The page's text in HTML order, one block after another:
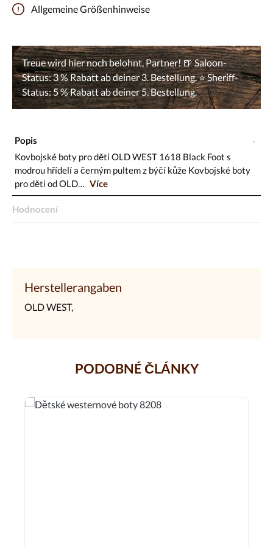
Allgemeine Größenhinweise
Popis
Kovbojské boty pro děti OLD WEST 1618 Black Foot s
modrou hřídelí a černým pultem z býčí kůže Kovbojské boty
pro děti od OLD…
Více
Hodnocení
Herstellerangaben
OLD WEST,
PODOBNÉ ČLÁNKY